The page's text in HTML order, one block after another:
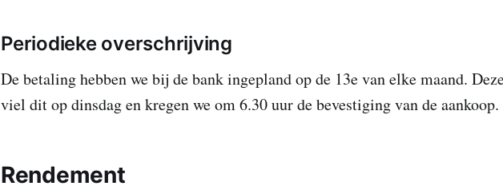
Periodieke overschrijving
De betaling hebben we bij de bank ingepland op de 13e van elke maand.
viel dit op dinsdag en kregen we om 6.30 uur de bevestiging van de aankoop.
Rendement